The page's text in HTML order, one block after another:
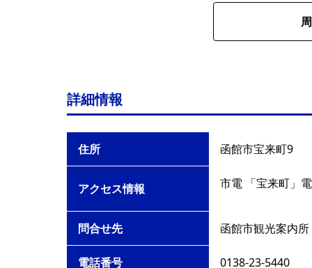
詳細情報
住所 函館市宝来町9
アクセス情報 市電 「宝来町」
問合せ先 函館市観光案内所
電話番号 0138-23-5440